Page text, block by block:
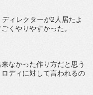
ィレクターが2人居たよ
くやりやすかった。
なかった作り方だと思う
ディに対して言われるの